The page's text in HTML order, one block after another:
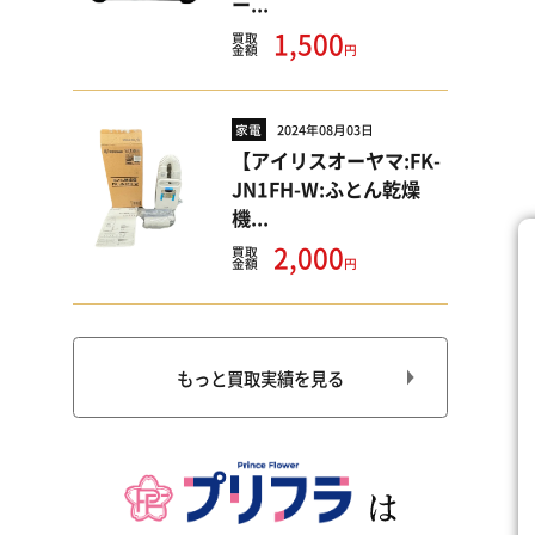
買取
金額 1,500円
家電 2024年08月03日
【アイリスオーヤマ:FK-
JN1FH-W:ふとん乾燥
機...
買取
金額 2,000円
もっと買取実績を見る